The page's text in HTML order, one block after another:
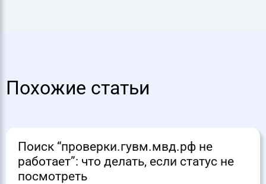
Похожие статьи
Поиск “проверки.гувм.мвд.рф не
работает”: что делать, если статус не
посмотреть